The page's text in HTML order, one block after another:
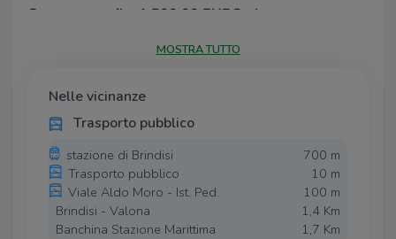
Canone mensile:
1.500,00 EURO al mese
Alto Salento Commenda Brindisi
di tuttiABBONATI
vedere i video delle nostre proposte immobiliari, cerca
su youtube il nostro canale '
Tecnocasa Alto Salento
Commenda Brindisi' ed iscriviti.
MOSTRA TUTTO
Nelle vicinanze
Trasporto pubblico
stazione di Brindisi
700 m
Trasporto pubblico
10 m
Viale Aldo Moro - Ist. Ped.
100 m
Brindisi - Valona
1,4 Km
Banchina Stazione Marittima
1,7 Km